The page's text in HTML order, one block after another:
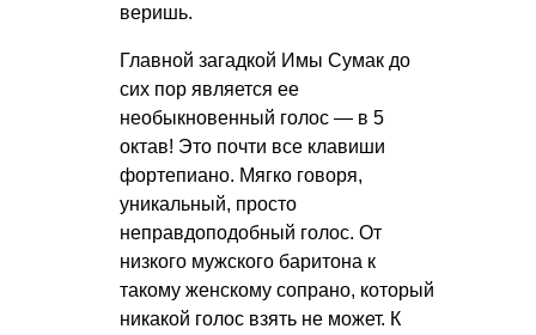
веришь.
Главной загадкой Имы Сумак до
сих пор является ее
необыкновенный голос — в 5
октав! Это почти все клавиши
фортепиано. Мягко говоря,
уникальный, просто
неправдоподобный голос. От
низкого мужского баритона к
такому женскому сопрано, который
никакой голос взять не может. К